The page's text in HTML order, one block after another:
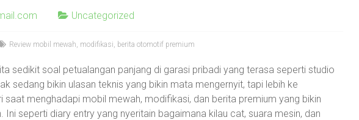
Uncategorized
Review mobil mewah, modifikasi, berita otomotif premium
sedikit soal petualangan panjang di garasi pribadi yang terasa seperti studio
sedang bikin ulasan teknis yang bikin mata mengernyit, tapi lebih ke
saat menghadapi mobil mewah, modifikasi, dan berita premium yang bikin
seperti diary entry yang nyeritain bagaimana kilau cat, suara mesin, dan